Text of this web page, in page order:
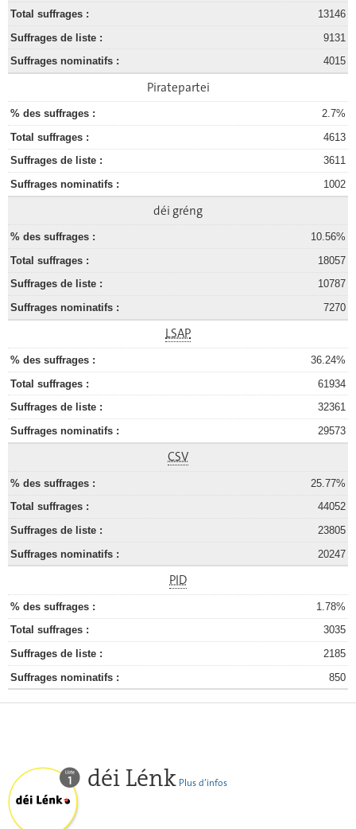
13146
9131
4015
Piratepartei
2.7%
4613
3611
1002
déi gréng
10.56%
18057
10787
7270
LSAP
36.24%
61934
32361
29573
CSV
25.77%
44052
23805
20247
PID
1.78%
3035
2185
850
déi Lénk Plus d’infos